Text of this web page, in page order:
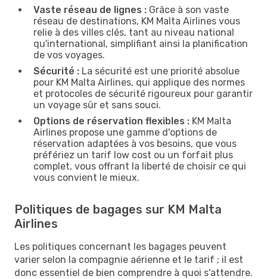
Vaste réseau de lignes : Grâce à son vaste
réseau de destinations, KM Malta Airlines vous
relie à des villes clés, tant au niveau national
qu'international, simplifiant ainsi la planification
de vos voyages.
Sécurité : La sécurité est une priorité absolue
pour KM Malta Airlines, qui applique des normes
et protocoles de sécurité rigoureux pour garantir
un voyage sûr et sans souci.
Options de réservation flexibles : KM Malta
Airlines propose une gamme d'options de
réservation adaptées à vos besoins, que vous
préfériez un tarif low cost ou un forfait plus
complet, vous offrant la liberté de choisir ce qui
vous convient le mieux.
Politiques de bagages sur KM Malta
Airlines
Les politiques concernant les bagages peuvent
varier selon la compagnie aérienne et le tarif ; il est
donc essentiel de bien comprendre à quoi s'attendre.